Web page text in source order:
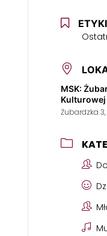
MSK:
Kulturowej
Żubardzka 3,